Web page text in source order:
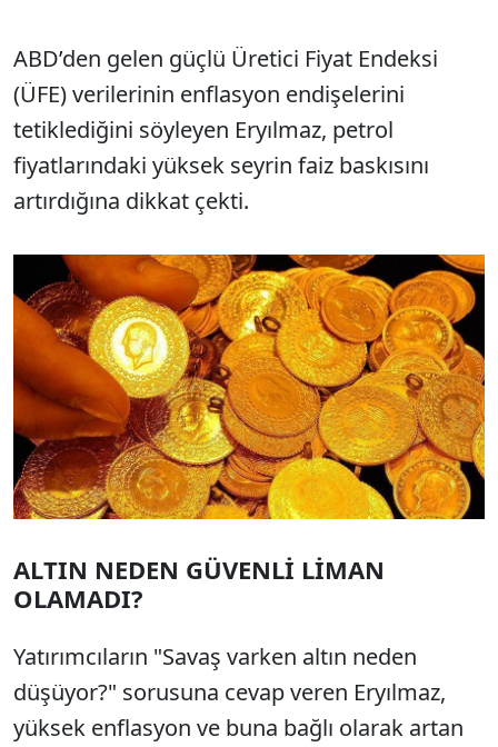
ABD’den gelen güçlü Üretici Fiyat Endeksi
(ÜFE) verilerinin enflasyon endişelerini
tetiklediğini söyleyen Eryılmaz, petrol
fiyatlarındaki yüksek seyrin faiz baskısını
artırdığına dikkat çekti.
ALTIN NEDEN GÜVENLİ LİMAN
OLAMADI?
Yatırımcıların "Savaş varken altın neden
düşüyor?" sorusuna cevap veren Eryılmaz,
yüksek enflasyon ve buna bağlı olarak artan